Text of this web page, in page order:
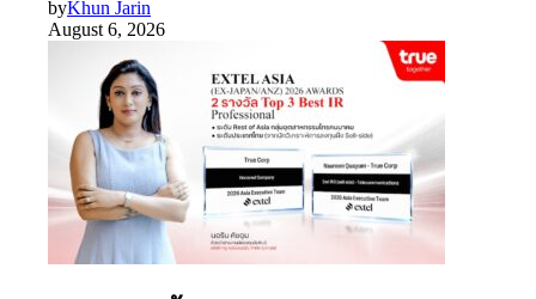
byKhun Jarin
August 6, 2026